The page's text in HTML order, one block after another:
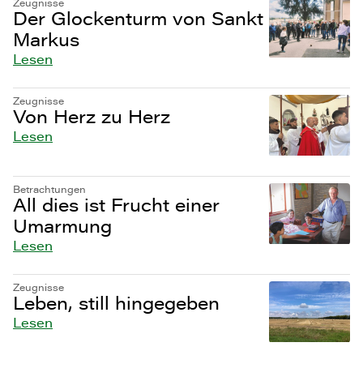
Der Glockenturm von Sankt
Markus
Lesen
Zeugnisse
Von Herz zu Herz
Lesen
Betrachtungen
All dies ist Frucht einer
Umarmung
Lesen
Zeugnisse
Leben, still hingegeben
Lesen